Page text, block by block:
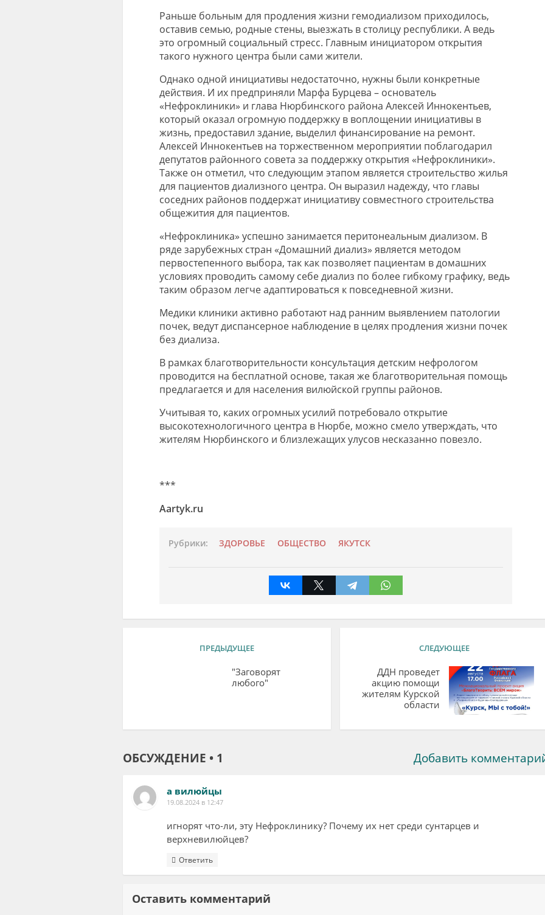
Раньше больным для продления жизни гемодиализом приходилось,
оставив семью, родные стены, выезжать в столицу республики. А ведь
это огромный социальный стресс. Главным инициатором открытия
такого нужного центра были сами жители.
Однако одной инициативы недостаточно, нужны были конкретные
действия. И их предприняли Марфа Бурцева – основатель
«Нефроклиники» и глава Нюрбинского района Алексей Иннокентьев,
который оказал огромную поддержку в воплощении инициативы в
жизнь, предоставил здание, выделил финансирование на ремонт.
Алексей Иннокентьев на торжественном мероприятии поблагодарил
депутатов районного совета за поддержку открытия «Нефроклиники».
Также он отметил, что следующим этапом является строительство жилья
для пациентов диализного центра. Он выразил надежду, что главы
соседних районов поддержат инициативу совместного строительства
общежития для пациентов.
«Нефроклиника» успешно занимается перитонеальным диализом. В
ряде зарубежных стран «Домашний диализ» является методом
первостепенного выбора, так как позволяет пациентам в домашних
условиях проводить самому себе диализ по более гибкому графику, ведь
таким образом легче адаптироваться к повседневной жизни.
Медики клиники активно работают над ранним выявлением патологии
почек, ведут диспансерное наблюдение в целях продления жизни почек
без диализа.
В рамках благотворительности консультация детским нефрологом
проводится на бесплатной основе, такая же благотворительная помощь
предлагается и для населения вилюйской группы районов.
Учитывая то, каких огромных усилий потребовало открытие
высокотехнологичного центра в Нюрбе, можно смело утверждать, что
жителям Нюрбинского и близлежащих улусов несказанно повезло.
***
Aartyk.ru
Рубрики: ЗДОРОВЬЕ ОБЩЕСТВО ЯКУТСК
ПРЕДЫДУЩЕЕ
"Заговорят
любого"
СЛЕДУЮЩЕЕ
ДДН проведет
акцию помощи
жителям Курской
области
ОБСУЖДЕНИЕ • 1 Добавить
а вилюйцы
19.08.2024 в 12:47
игнорят что-ли, эту Нефроклинику? Почему их нет среди сунтарцев и
верхневилюйцев?
Ответить
Оставить комментарий